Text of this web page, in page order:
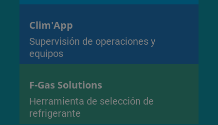
Clim'App
Supervisión de operaciones y
equipos
F-Gas Solutions
Herramienta de selección de
refrigerante